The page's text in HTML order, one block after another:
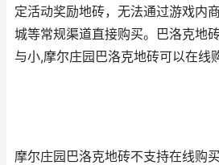
定活动奖励地砖，无法通过游戏内
城等常规渠道直接购买。巴洛克地
与小,摩尔庄园巴洛克地砖可以在线
摩尔庄园巴洛克地砖不支持在线购